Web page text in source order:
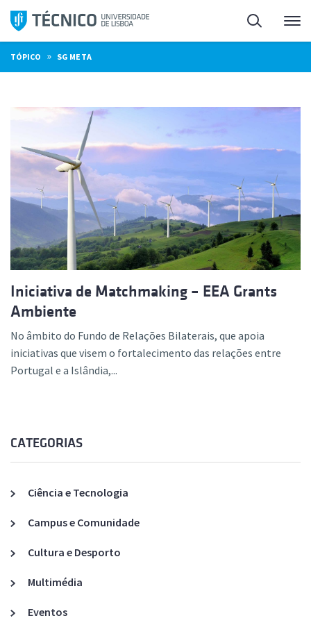
Saltar
para
o
conteúdo
Pesquisa
TÓPICO » SG META
Iniciativa de Matchmaking – EEA Grants
Ambiente
No âmbito do Fundo de Relações Bilaterais, que apoia
iniciativas que visem o fortalecimento das relações entre
Portugal e a Islândia,...
CATEGORIAS
Ciência e Tecnologia
Campus e Comunidade
Cultura e Desporto
Multimédia
Eventos